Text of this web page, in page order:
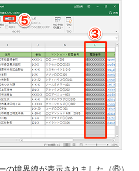
境界線が表示されました（⑥）。